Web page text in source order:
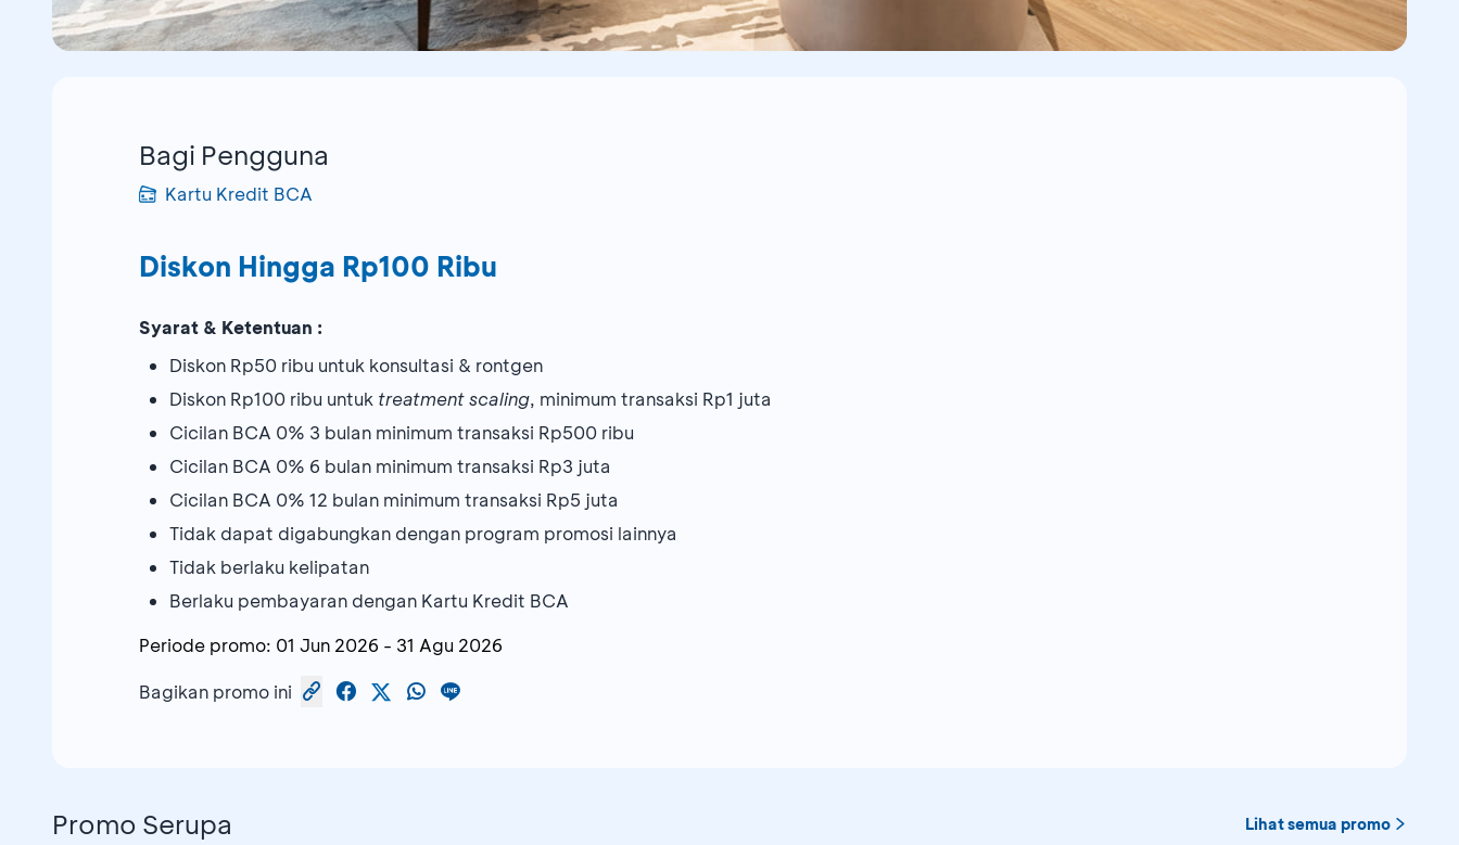
Bagi Pengguna
Kartu Kredit BCA
Diskon Hingga Rp100 Ribu
Syarat & Ketentuan :
Diskon Rp50 ribu untuk konsultasi & rontgen
Diskon Rp100 ribu untuk treatment scaling, minimum transaksi Rp1 juta
Cicilan BCA 0% 3 bulan minimum transaksi Rp500 ribu
Cicilan BCA 0% 6 bulan minimum transaksi Rp3 juta
Cicilan BCA 0% 12 bulan minimum transaksi Rp5 juta
Tidak dapat digabungkan dengan program promosi lainnya
Tidak berlaku kelipatan
Berlaku pembayaran dengan Kartu Kredit BCA
Periode promo: 01 Jun 2026 - 31 Agu 2026
Bagikan promo ini
Promo Serupa Lihat semua promo